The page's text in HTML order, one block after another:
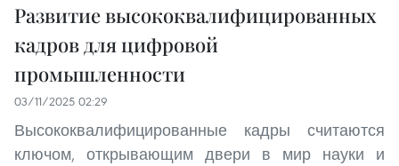
Развитие высококвалифицированных
кадров для цифровой
промышленности
03/11/2025 02:29
Высококвалифицированные кадры считаются
ключом, открывающим двери в мир науки и